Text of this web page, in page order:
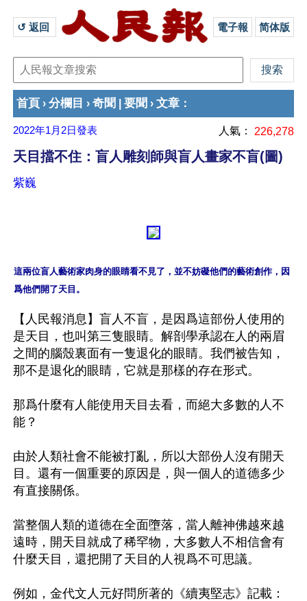
↺ 返回 電子報 简体版
首頁 › 分欄目 › 奇聞 要聞 › 文章 ：
2022年1月2日發表 人氣： 226,278
天目擋不住：盲人雕刻師與盲人畫家不盲(圖)
紫巍
這兩位盲人藝術家肉身的眼睛看不見了，並不妨礙他們的藝術創作，因
【人民報消息】盲人不盲，是因爲這部份人使用的
是天目，也叫第三隻眼睛。解剖學承認在人的兩眉
之間的腦殼裏面有一隻退化的眼睛。我們被告知，
那不是退化的眼睛，它就是那樣的存在形式。
那爲什麼有人能使用天目去看，而絕大多數的人不
能？
由於人類社會不能被打亂，所以大部份人沒有開天
目。還有一個重要的原因是，與一個人的道德多少
有直接關係。
當整個人類的道德在全面墮落，當人離神佛越來越
遠時，開天目就成了稀罕物，大多數人不相信會有
什麼天目，還把開了天目的人視爲不可思議。
例如，金代文人元好問所著的《續夷堅志》記載：